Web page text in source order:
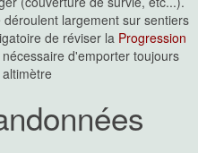
largement sur sentiers
de réviser la Progression
d'emporter toujours